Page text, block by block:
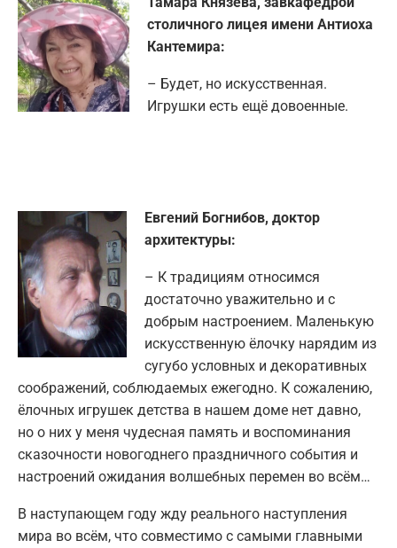
столичного лицея имени Антиоха
Кантемира:
– Будет, но искусственная.
Игрушки есть ещё довоенные.
Евгений Богнибов, доктор
архитектуры:
– К традициям относимся
достаточно уважительно и с
добрым настроением. Маленькую
искусственную ёлочку нарядим из
сугубо условных и декоративных
соображений, соблюдаемых ежегодно. К сожалению,
ёлочных игрушек детства в нашем доме нет давно,
но о них у меня чудесная память и воспоминания
сказочности новогоднего праздничного события и
настроений ожидания волшебных перемен во всём…
В наступающем году жду реального наступления
мира во всём, что совместимо с самыми главными